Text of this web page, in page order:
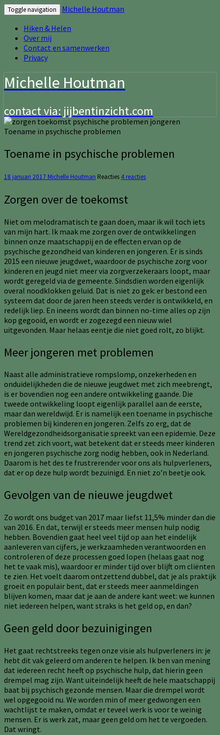
Toggle navigation
Michelle Houtman
Hiken & Helen
Over mij
Contact en samenwerken
Privacy
Michelle Houtman
contact via: jijbentinzicht.com
Toename in psychische problemen
Toename in psychische problemen
18 januari 2017 Michelle Houtman Reacties 4 reacties
Zorgen over de toekomst
Niet om melodramatisch te gaan doen, maar ik wil toch iets
van mijn hart. Ik maak me zorgen over de ontwikkelingen
binnen onze maatschappij en de effecten ervan op de
psychische gezondheid van kinderen en jongeren. Er is sinds
2015 een nieuwe jeugdwet, waardoor de psychische zorg voor
kinderen en jeugd niet meer via zorgverzekeraars loopt, maar
wordt geregeld via de gemeente. Sindsdien worden eigenlijk
overal noodklokken geluid. Dat is niet zo gek: er bestond een
systeem dat door de jaren heen steeds verder is ontwikkeld, en
redelijk liep. En ineens wordt dan binnen no-time alles op zijn
kop gegooid, en wordt er zogezegd een nieuw wiel
uitgevonden. Maar helaas eentje die niet goed rolt, zo blijkt.
Meer jongeren met problemen
Naast alle administratieve rompslomp, onzekerheden en
onduidelijkheden die de nieuwe jeugdwet met zich meebrengt,
is er bovendien nog een andere ontwikkeling gaande. Die
tweede ontwikkeling loopt eigenlijk parallel aan de eerste,
maar dan wereldwijd. Er is namelijk een toename in psychische
problemen bij kinderen en jongeren. Zelfs zo erg, dat de
Wereldgezondheidsorganisatie spreekt van een epidemie. Deze
trend zet zich voort, wat betekent dat er steeds meer kinderen
en jongeren psychische zorg nodig hebben, ook in Nederland.
Daarom is het des te frustrerender voor ons als hulpverleners,
dat er op deze hulp wordt bezuinigd. En niet zo’n beetje ook.
Gevolgen van de nieuwe jeugdwet
Zo wordt ons budget van 2017 maar liefst 11,5% minder dan die
van 2016. En dat, terwijl er steeds meer mensen hulp nodig
hebben. Bovendien gaat heel veel tijd op aan het eindelijk
aanleveren van cijfers, je werkzaamheden verantwoorden en
controleren of deze processen goed lopen (helaas gaat nog
het te vaak mis), waardoor er minder tijd over blijft om cliënten
te zien. Het voelt daarom ontzettend dubbel, dat je als praktijk
groeit en populair bent, dat er steeds meer aanmeldingen
blijven komen, maar dat je aan de andere kant weet: we kunnen
niet iedereen helpen, want straks is het geld op, en dan?
Geen geld door bezuinigingen
Het gaat rechtstreeks tegen onze visie als hulpverleners in: je
hebt dit vak geleerd om anderen te helpen. Ik ben van mening
dat iedereen recht heeft op psychische hulp, dat hierin geen
drempel mag zijn. Want uiteindelijk heeft de hele maatschappij
baat bij psychisch gezonde mensen. Maar die drempel wordt
wel opgegooid nu. We worden min of meer gedwongen een
wachtlijst te maken, omdat er teveel werk is voor te weinig
mensen. Er is werk zat, maar geen geld om het te vergoeden.
Dat wringt.